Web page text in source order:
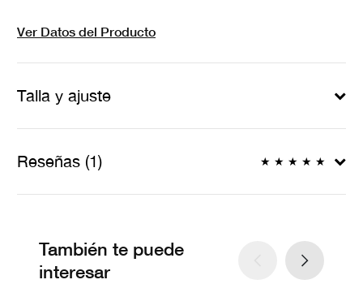
Ver Datos del Producto
Talla y ajuste
Reseñas (1) ★ ★ ★ ★ ★
También te puede
interesar